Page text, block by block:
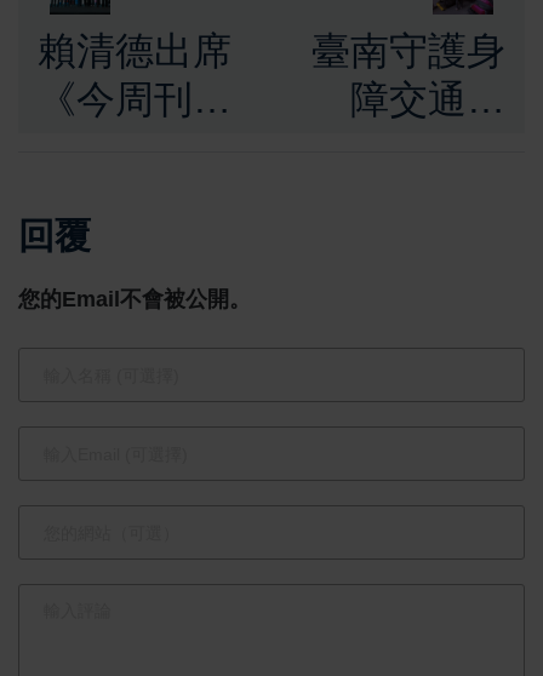
賴清德出席
《今周刊》
展國際視
野 成為推
臺南守護身
障交通平
回覆
您的Email不會被公開。